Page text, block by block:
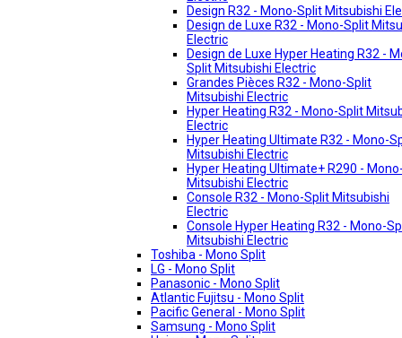
Design R32 - Mono-Split Mitsubishi
Design de Luxe R32 - Mono-Split
Electric
Design de Luxe Hyper Heating R32 -
Split Mitsubishi Electric
Grandes Pièces R32 - Mono-Split
Mitsubishi Electric
Hyper Heating R32 - Mono-Split
Electric
Hyper Heating Ultimate R32 - Mono-
Mitsubishi Electric
Hyper Heating Ultimate+ R290 -
Mitsubishi Electric
Console R32 - Mono-Split Mitsubishi
Electric
Console Hyper Heating R32 - Mono-
Mitsubishi Electric
Toshiba - Mono Split
LG - Mono Split
Panasonic - Mono Split
Atlantic Fujitsu - Mono Split
Pacific General - Mono Split
Samsung - Mono Split